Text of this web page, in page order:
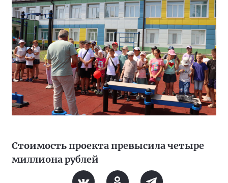
Стоимость проекта превысила четыре
миллиона рублей